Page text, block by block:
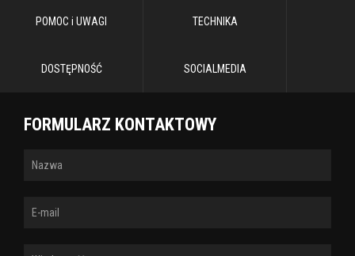
POMOC i UWAGI TECHNIKA
DOSTĘPNOŚĆ SOCIALMEDIA
FORMULARZ KONTAKTOWY